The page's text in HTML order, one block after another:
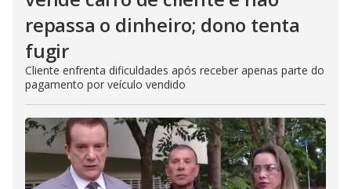
repassa o dinheiro; dono tenta
fugir
Cliente enfrenta dificuldades após receber apenas parte do
pagamento por veículo vendido